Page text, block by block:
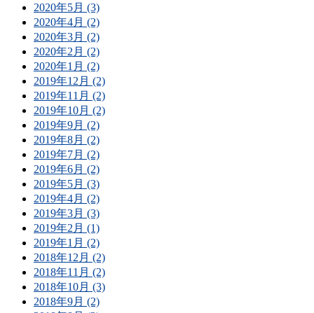
2020年5月 (3)
2020年4月 (2)
2020年3月 (2)
2020年2月 (2)
2020年1月 (2)
2019年12月 (2)
2019年11月 (2)
2019年10月 (2)
2019年9月 (2)
2019年8月 (2)
2019年7月 (2)
2019年6月 (2)
2019年5月 (3)
2019年4月 (2)
2019年3月 (3)
2019年2月 (1)
2019年1月 (2)
2018年12月 (2)
2018年11月 (2)
2018年10月 (3)
2018年9月 (2)